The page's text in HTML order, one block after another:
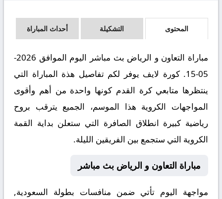
المحتوى التشكيلة أحداث المباراة
مباراة التعاون و الرياض بث مباشر اليوم الموافق 2026-
05-15. كورة لايف يوفر لكم تفاصيل هذة المباراة التي
ينتظرها متابعي كرة القدم كونها واحدة من أهم وأقوى
المواجهات الكروية هذا الموسم، الجميع يترقب بروح
رياضية كبيرة انطلاق الصافرة التي ستعلن بداية القمة
الكروية التي ستجمع بين الفريقين الليلة.
مباراة التعاون و الرياض بث مباشر
مواجهة اليوم تأتي ضمن منافسات بطولة السعودية,